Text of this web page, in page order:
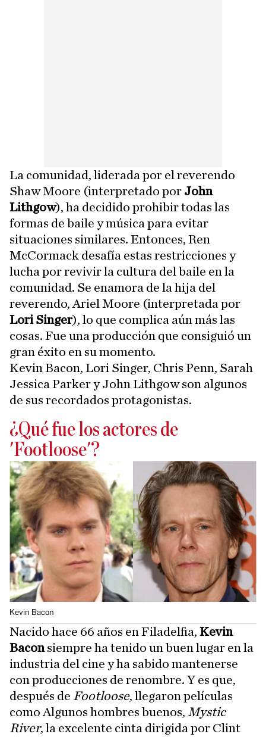
La comunidad, liderada por el reverendo
Shaw Moore (interpretado por John
Lithgow), ha decidido prohibir todas las
formas de baile y música para evitar
situaciones similares. Entonces, Ren
McCormack desafía estas restricciones y
lucha por revivir la cultura del baile en la
comunidad. Se enamora de la hija del
reverendo, Ariel Moore (interpretada por
Lori Singer), lo que complica aún más las
cosas. Fue una producción que consiguió un
gran éxito en su momento.
Kevin Bacon, Lori Singer, Chris Penn, Sarah
Jessica Parker y John Lithgow son algunos
de sus recordados protagonistas.
¿Qué fue los actores de
'Footloose'?
Kevin Bacon
Nacido hace 66 años en Filadelfia, Kevin
Baconsiempre ha tenido un buen lugar en la
industria del cine y ha sabido mantenerse
con producciones de renombre. Y es que,
después de Footloose, llegaron películas
como Algunos hombres buenos, Mystic
River, la excelente cinta dirigida por Clint